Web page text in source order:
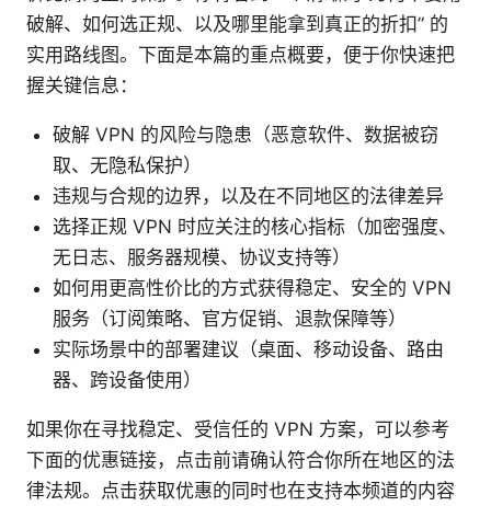
破解、如何选正规、以及哪里能拿到真正的折扣” 的
实用路线图。下面是本篇的重点概要，便于你快速把
握关键信息：
破解 VPN 的风险与隐患（恶意软件、数据被窃
取、无隐私保护）
违规与合规的边界，以及在不同地区的法律差异
选择正规 VPN 时应关注的核心指标（加密强度、
无日志、服务器规模、协议支持等）
如何用更高性价比的方式获得稳定、安全的 VPN
服务（订阅策略、官方促销、退款保障等）
实际场景中的部署建议（桌面、移动设备、路由
器、跨设备使用）
如果你在寻找稳定、受信任的 VPN 方案，可以参考
下面的优惠链接，点击前请确认符合你所在地区的法
律法规。点击获取优惠的同时也在支持本频道的内容